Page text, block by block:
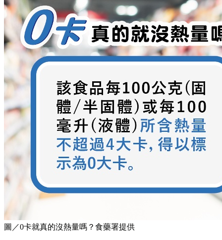
圖／0卡就真的沒熱量嗎？食藥署提供